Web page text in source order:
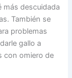
más descuidada
También se
problemas
gallo a
con omiero de